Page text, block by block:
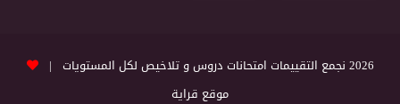
2026 نجمع التقييمات امتحانات دروس و تلاخيص لكل المستويات |
موقع قراية